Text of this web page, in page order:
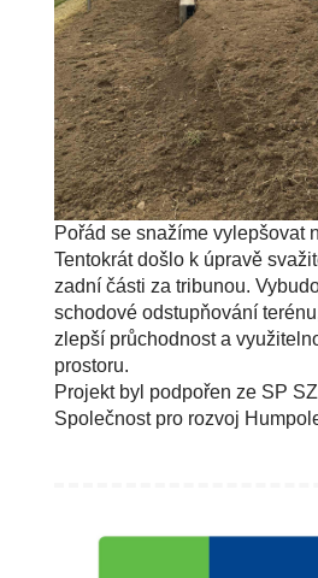
Pořád se snažíme vylepšovat
Tentokrát došlo k úpravě
zadní části za tribunou.
schodové odstupňování
zlepší průchodnost a
prostoru.
Projekt byl podpořen ze SP
Společnost pro rozvoj